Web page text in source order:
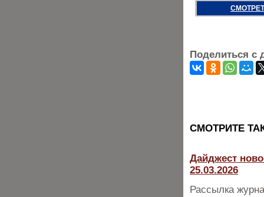
Поделиться с
CМОТРИТЕ
Дайджест
25.03.2026
Рассылка